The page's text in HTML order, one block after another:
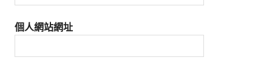
個人網站網址